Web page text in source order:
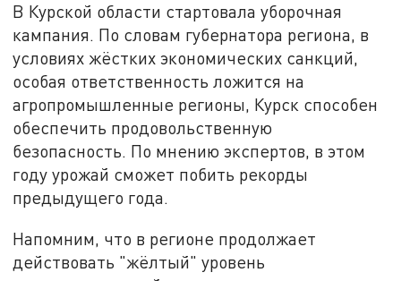
В Курской области стартовала уборочная
кампания. По словам губернатора региона, в
условиях жёстких экономических санкций,
особая ответственность ложится на
агропромышленные регионы, Курск способен
обеспечить продовольственную
безопасность. По мнению экспертов, в этом
году урожай сможет побить рекорды
предыдущего года.
Напомним, что в регионе продолжает
действовать "жёлтый" уровень